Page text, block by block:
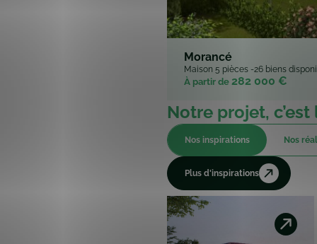
Morancé
Maison 5 pièces -26 biens
À partir de 282 000 €
Notre projet,
Nos inspirations Nos
Plus d'inspirations